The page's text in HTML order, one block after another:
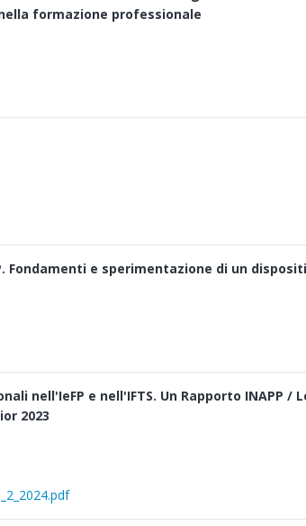
formazione professionale
Fondamenti e sperimentazione di un
nell'IeFP e nell'IFTS. Un Rapporto INAPP
2023